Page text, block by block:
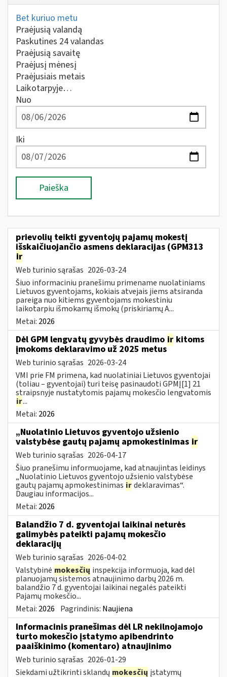
Bet kuriuo metu
Praėjusią valandą
Paskutines 24 valandas
Praėjusią savaitę
Praėjusį mėnesį
Praėjusiais metais
Laikotarpyje…
Nuo
Iki
Paieška
prievolių teikti gyventojų pajamų mokestį
išskaičiuojančio asmens deklaracijas (GPM313
ir
Web turinio sąrašas 2026-03-24
Šiuo informaciniu pranešimu primename nuolatiniams
Lietuvos gyventojams, kokiais atvejais jiems atsiranda
pareiga nuo kitiems gyventojams mokestiniu
laikotarpiu išmokamų išmokų (priskiriamų A...
Metai: 2026
Dėl GPM lengvatų gyvybės draudimo ir kitoms
įmokoms deklaravimo už 2025 metus
Web turinio sąrašas 2026-03-24
VMI prie FM primena, kad nuolatiniai Lietuvos gyventojai
(toliau – gyventojai) turi teisę pasinaudoti GPMĮ[1] 21
straipsnyje nustatytomis pajamų mokesčio lengvatomis
ir...
Metai: 2026
„Nuolatinio Lietuvos gyventojo užsienio
valstybėse gautų pajamų apmokestinimas ir
Web turinio sąrašas 2026-04-17
Šiuo pranešimu informuojame, kad atnaujintas leidinys
„Nuolatinio Lietuvos gyventojo užsienio valstybėse
gautų pajamų apmokestinimas irdeklaravimas“.
Daugiau informacijos...
Metai: 2026
Balandžio 7 d. gyventojai laikinai neturės
galimybės pateikti pajamų mokesčio
deklaracijų
Web turinio sąrašas 2026-04-02
Valstybinė mokesčių inspekcija informuoja, kad dėl
planuojamų sistemos atnaujinimo darbų 2026 m.
balandžio 7 d. gyventojai laikinai negalės pateikti
Pajamų mokesčio...
Metai: 2026 Pagrindinis: Naujiena
Informacinis pranešimas dėl LR nekilnojamojo
turto mokesčio įstatymo apibendrinto
paaiškinimo (komentaro) atnaujinimo
Web turinio sąrašas 2026-01-29
Siekdami užtikrinti sklandų mokesčių įstatymų